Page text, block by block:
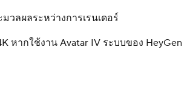
วลผลระหว่างการเรนเดอร์
หากใช้งาน Avatar IV ระบบของ HeyGen